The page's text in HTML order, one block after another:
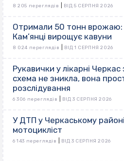
8 205 переглядів ВІД 5 СЕРПНЯ 2026
Отримали 50 тонн врожаю:
Кам’янці вирощує кавуни
8 024 переглядів ВІД 1 СЕРПНЯ 2026
Рукавички у лікарні
схема не зникла, вона
розслідування
6 306 переглядів ВІД 3 СЕРПНЯ 2026
У ДТП у Черкаському
мотоцикліст
6 143 переглядів ВІД 3 СЕРПНЯ 2026